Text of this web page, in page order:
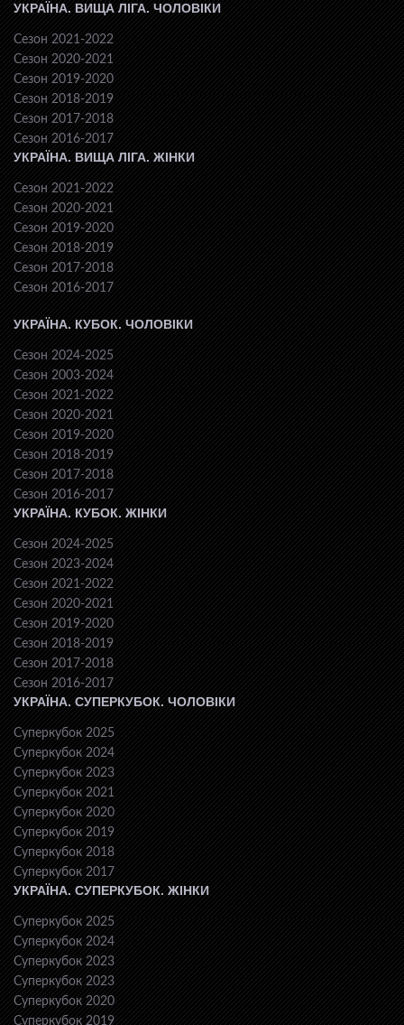
УКРАЇНА. ВИЩА ЛІГА. ЧОЛОВІКИ
Сезон 2021-2022
Сезон 2020-2021
Сезон 2019-2020
Сезон 2018-2019
Сезон 2017-2018
Сезон 2016-2017
УКРАЇНА. ВИЩА ЛІГА. ЖІНКИ
Сезон 2021-2022
Сезон 2020-2021
Сезон 2019-2020
Сезон 2018-2019
Сезон 2017-2018
Сезон 2016-2017
УКРАЇНА. КУБОК. ЧОЛОВІКИ
Сезон 2024-2025
Сезон 2003-2024
Сезон 2021-2022
Сезон 2020-2021
Сезон 2019-2020
Сезон 2018-2019
Сезон 2017-2018
Сезон 2016-2017
УКРАЇНА. КУБОК. ЖІНКИ
Сезон 2024-2025
Сезон 2023-2024
Сезон 2021-2022
Сезон 2020-2021
Сезон 2019-2020
Сезон 2018-2019
Сезон 2017-2018
Сезон 2016-2017
УКРАЇНА. СУПЕРКУБОК. ЧОЛОВІКИ
Суперкубок 2025
Суперкубок 2024
Суперкубок 2023
Суперкубок 2021
Суперкубок 2020
Суперкубок 2019
Суперкубок 2018
Суперкубок 2017
УКРАЇНА. СУПЕРКУБОК. ЖІНКИ
Суперкубок 2025
Суперкубок 2024
Суперкубок 2023
Суперкубок 2023
Суперкубок 2020
Суперкубок 2019